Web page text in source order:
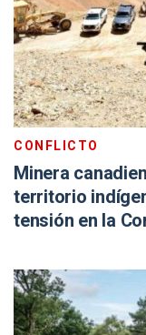
CONFLICTO
Minera
territorio
tensión en la